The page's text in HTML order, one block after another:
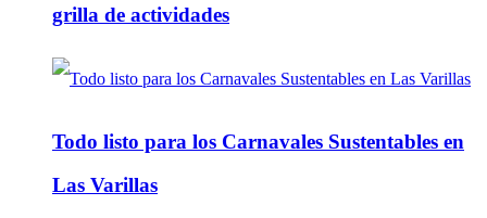
grilla de actividades
Todo listo para los Carnavales Sustentables en
Las Varillas